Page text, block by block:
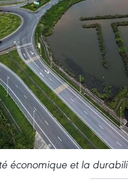
économique et la